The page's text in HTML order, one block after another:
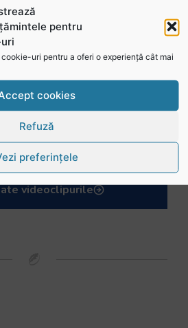
pentru
uri pentru a oferi o experiență cât mai
cookies
Refuză
preferințele
videoclipurile